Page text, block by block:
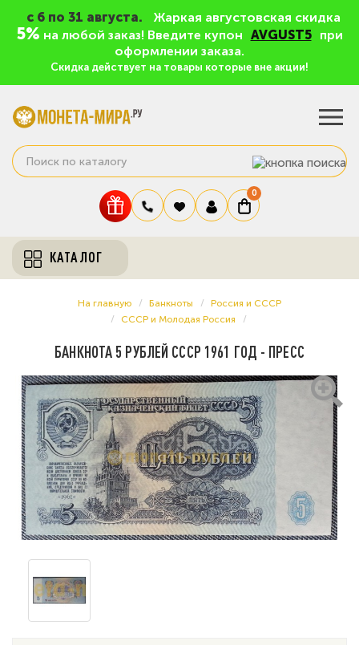
c 6 по 31 августа. Жаркая августовская скидка
5% на любой заказ! Введите купон AVGUST5
при
оформлении заказа.
Скидка действует на товары которые вне акции!
0
КАТАЛОГ
На главную Банкноты
Россия и СССР
СССР и Молодая Россия
БАНКНОТА 5 РУБЛЕЙ СССР 1961 ГОД - ПРЕСС